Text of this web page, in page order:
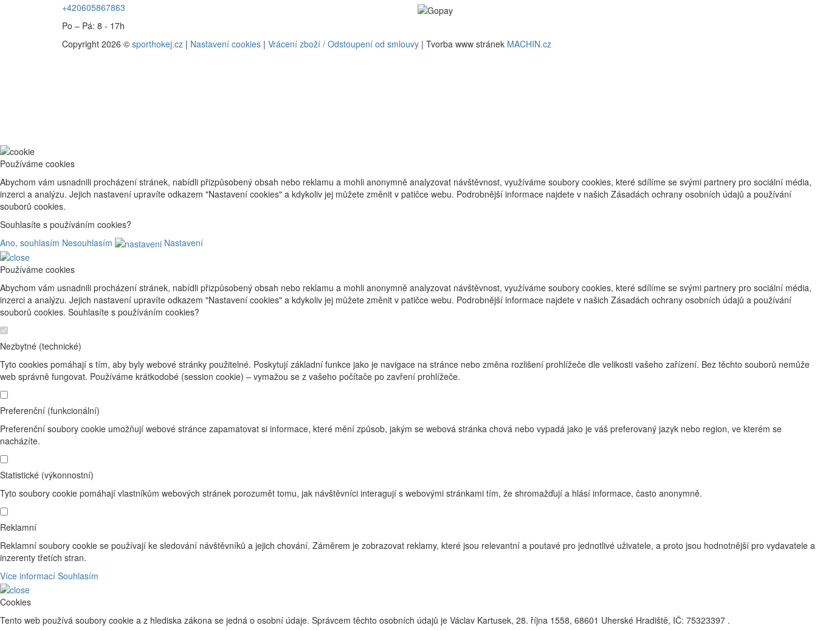
+420605867863
Po – Pá: 8 - 17h
Copyright 2026 © sporthokej.cz | Nastavení cookies | Vrácení zboží / Odstoupení od smlouvy | Tvorba www stránek MACHIN.cz
Používáme cookies
Abychom vám usnadnili procházení stránek, nabídli přizpůsobený obsah nebo reklamu a mohli anonymně analyzovat návštěvnost, využíváme soubory cookies, které sdílíme se svými partnery pro sociální média,
inzerci a analýzu. Jejich nastavení upravíte odkazem "Nastavení cookies" a kdykoliv jej můžete změnit v patičce webu. Podrobnější informace najdete v našich Zásadách ochrany osobních údajů a používání
souborů cookies.
Souhlasíte s používáním cookies?
Ano, souhlasím Nesouhlasím Nastavení
Používáme cookies
Abychom vám usnadnili procházení stránek, nabídli přizpůsobený obsah nebo reklamu a mohli anonymně analyzovat návštěvnost, využíváme soubory cookies, které sdílíme se svými partnery pro sociální média,
inzerci a analýzu. Jejich nastavení upravíte odkazem "Nastavení cookies" a kdykoliv jej můžete změnit v patičce webu. Podrobnější informace najdete v našich Zásadách ochrany osobních údajů a používání
souborů cookies. Souhlasíte s používáním cookies?
Nezbytné (technické)
Tyto cookies pomáhají s tím, aby byly webové stránky použitelné. Poskytují základní funkce jako je navigace na stránce nebo změna rozlišení prohlížeče dle velikosti vašeho zařízení. Bez těchto souborů nemůže
web správně fungovat. Používáme krátkodobé (session cookie) – vymažou se z vašeho počítače po zavření prohlížeče.
Preferenční (funkcionální)
Preferenční soubory cookie umožňují webové stránce zapamatovat si informace, které mění způsob, jakým se webová stránka chová nebo vypadá jako je váš preferovaný jazyk nebo region, ve kterém se
nacházíte.
Statistické (výkonnostní)
Tyto soubory cookie pomáhají vlastníkům webových stránek porozumět tomu, jak návštěvníci interagují s webovými stránkami tím, že shromažďují a hlásí informace, často anonymně.
Reklamní
Reklamní soubory cookie se používají ke sledování návštěvníků a jejich chování. Záměrem je zobrazovat reklamy, které jsou relevantní a poutavé pro jednotlivé uživatele, a proto jsou hodnotnější pro vydavatele a
inzerenty třetích stran.
Více informací Souhlasím
Cookies
Tento web používá soubory cookie a z hlediska zákona se jedná o osobní údaje. Správcem těchto osobních údajů je Václav Kartusek, 28. října 1558, 68601 Uherské Hradiště, IČ: 75323397 .